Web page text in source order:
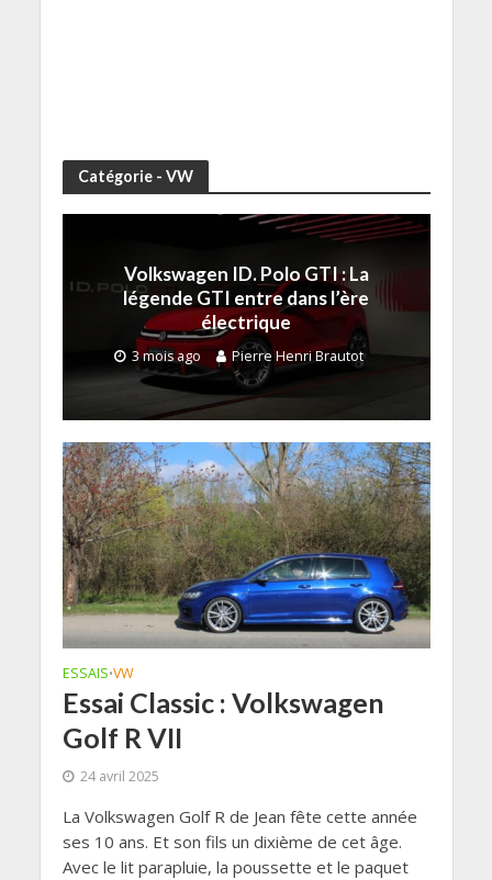
Catégorie - VW
Volkswagen ID. Polo GTI : La
légende GTI entre dans l’ère
électrique
3 mois ago Pierre Henri Brautot
ESSAIS•VW
Essai Classic : Volkswagen
Golf R VII
24 avril 2025
La Volkswagen Golf R de Jean fête cette année
ses 10 ans. Et son fils un dixième de cet âge.
Avec le lit parapluie, la poussette et le paquet